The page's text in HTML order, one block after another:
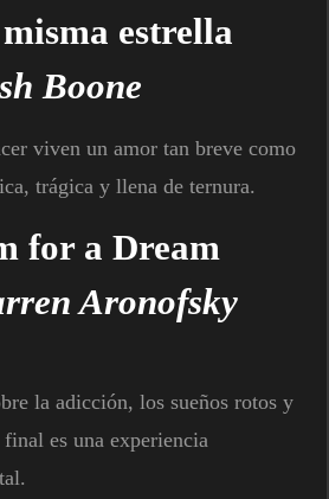
estrella
Boone
viven un amor tan breve como
trágica y llena de ternura.
for a Dream
Aronofsky
la adicción, los sueños rotos y
es una experiencia